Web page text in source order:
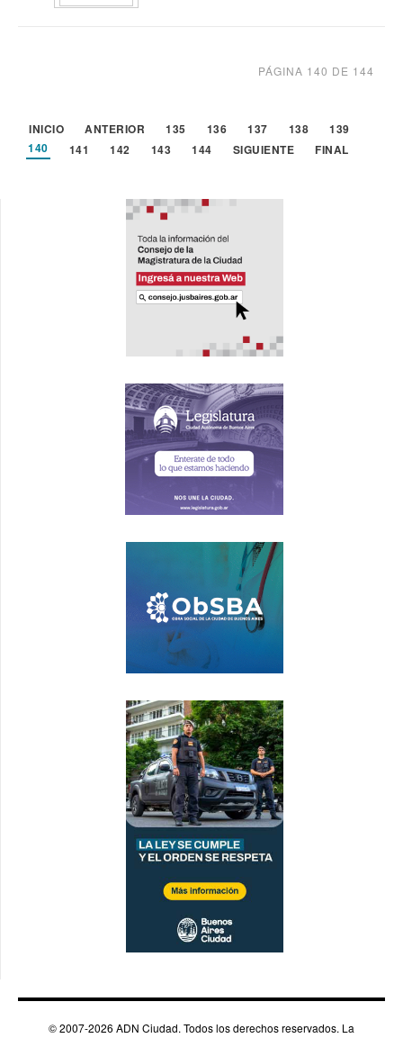
PÁGINA 140 DE 144
INICIO ANTERIOR 135 136 137 138
139
140
141 142 143 144 SIGUIENTE FINAL
© 2007-2026 ADN Ciudad. Todos los derechos reservados. La